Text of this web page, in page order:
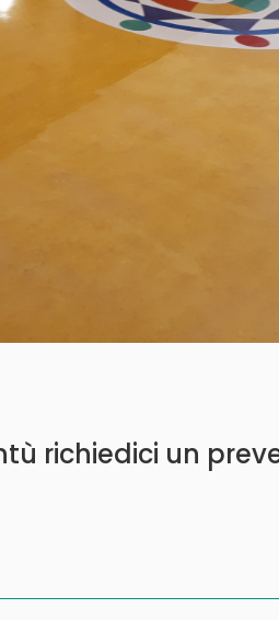
richiedici un